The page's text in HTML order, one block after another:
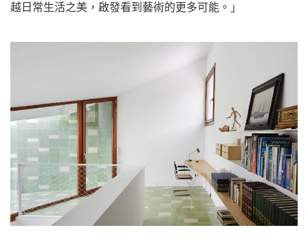
越日常生活之美，啟發看到藝術的更多可能。」